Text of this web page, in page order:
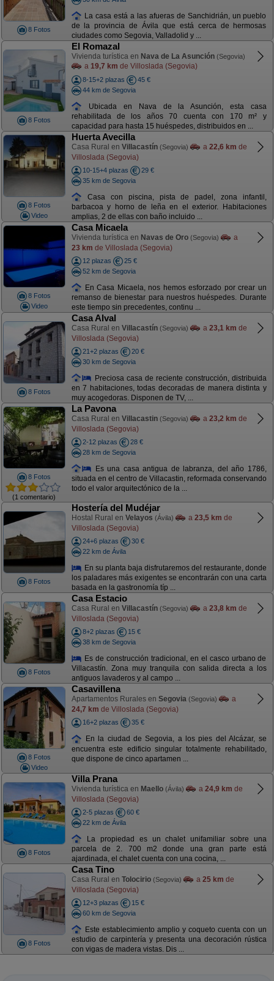
8 Fotos
La casa está a las afueras de Sanchidrián, un pueblo
de la provincia de Ávila que está cerca de hermosas
ciudades como Segovia, Valladolid y ...
8 Fotos
El Romazal
Vivienda turística en Nava de La Asunción (Segovia)
a 19,7 km de Villoslada (Segovia)
8-15+2 plazas
45 €
44 km de Segovia
Ubicada en Nava de la Asunción, esta casa
rehabilitada de los años 70 cuenta con 170 m² y
capacidad para hasta 15 huéspedes, distribuidos en ...
8 Fotos
Video
Huerta Avecilla
Casa Rural en Villacastín (Segovia) a 22,6 km de
Villoslada (Segovia)
10-15+4 plazas
29 €
35 km de Segovia
Casa con piscina, pista de padel, zona infantil,
barbacoa y horno de leña en el exterior. Habitaciones
amplias, 2 de ellas con baño incluido ...
8 Fotos
Video
Casa Micaela
Vivienda turística en Navas de Oro (Segovia)
a
23 km de Villoslada (Segovia)
12 plazas
25 €
52 km de Segovia
En Casa Micaela, nos hemos esforzado por crear un
remanso de bienestar para nuestros huéspedes. Durante
este tiempo sin precedentes, continu ...
8 Fotos
Casa Alval
Casa Rural en Villacastín (Segovia) a 23,1 km de
Villoslada (Segovia)
21+2 plazas
20 €
30 km de Segovia
Preciosa casa de reciente construcción, distribuida
en 7 habitaciones, todas decoradas de manera distinta y
muy acogedoras. Disponen de TV, ...
8 Fotos
(1 comentario)
La Pavona
Casa Rural en Villacastin (Segovia) a 23,2 km de
Villoslada (Segovia)
2-12 plazas
28 €
28 km de Segovia
Es una casa antigua de labranza, del año 1786,
situada en el centro de Villacastin, reformada conservando
todo el valor arquitectónico de la ...
8 Fotos
Hostería del Mudéjar
Hostal Rural en Velayos (Ávila) a 23,5 km de
Villoslada (Segovia)
24+6 plazas
30 €
22 km de Ávila
En su planta baja disfrutaremos del restaurante, donde
los paladares más exigentes se encontrarán con una carta
basada en la gastronomía típ ...
8 Fotos
Casa Estacio
Casa Rural en Villacastín (Segovia) a 23,8 km de
Villoslada (Segovia)
8+2 plazas
15 €
38 km de Segovia
Es de construcción tradicional, en el casco urbano de
Villacastín. Zona muy tranquila con salida directa a los
antiguos lavaderos y al campo ...
8 Fotos
Video
Casavillena
Apartamentos Rurales en Segovia (Segovia)
a
24,7 km de Villoslada (Segovia)
16+2 plazas 35 €
En la ciudad de Segovia, a los pies del Alcázar, se
encuentra este edificio singular totalmente rehabilitado,
que dispone de cinco apartamen ...
8 Fotos
Villa Prana
Vivienda turística en Maello (Ávila) a 24,9 km de
Villoslada (Segovia)
2-5 plazas
60 €
22 km de Ávila
La propiedad es un chalet unifamiliar sobre una
parcela de 2. 700 m2 donde una gran parte está
ajardinada, el chalet cuenta con una cocina, ...
8 Fotos
Casa Tino
Casa Rural en Tolocirio (Segovia) a 25 km de
Villoslada (Segovia)
12+3 plazas
15 €
60 km de Segovia
Este establecimiento amplio y coqueto cuenta con un
estudio de carpintería y presenta una decoración rústica
con vigas de madera vistas. Dis ...